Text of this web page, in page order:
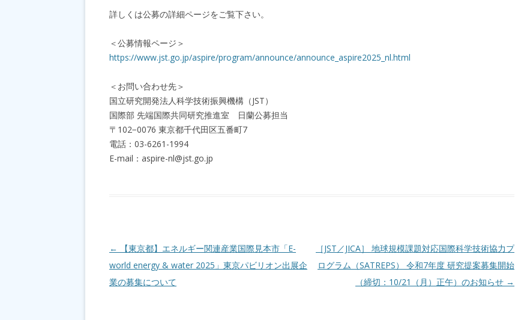
詳しくは公募の詳細ページをご覧下さい。
＜公募情報ページ＞
https://www.jst.go.jp/aspire/program/announce/announce_aspire2025_nl.html
＜お問い合わせ先＞
国立研究開発法人科学技術振興機構（JST）
国際部 先端国際共同研究推進室 日蘭公募担当
〒102−0076 東京都千代田区五番町7
電話：03-6261-1994
E-mail：aspire-nl@jst.go.jp
投稿ナビゲーション
←
【東京都】エネルギー関連産業国際見本市「E-
world energy & water 2025」東京パビリオン出展企
業の募集について
［JST／JICA］ 地球規模課題対応国際科学技術協力プ
ログラム（SATREPS） 令和7年度 研究提案募集開始
（締切：10/21（月）正午）のお知らせ →